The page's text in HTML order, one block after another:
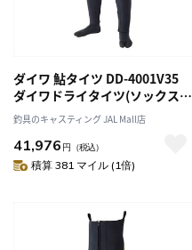
ダイワ 鮎タイツ DD-4001V35
ダイワドライタイツ(ソックス先
割) ブラック MB
釣具のキャスティング JAL Mall店
41,976 円 （税込）
積算 381 マイル (1倍)